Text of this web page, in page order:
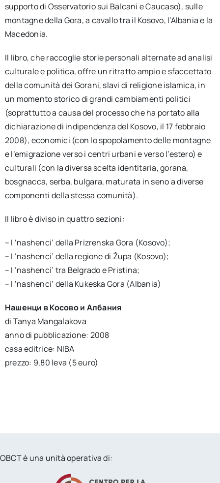
supporto di Osservatorio sui Balcani e Caucaso), sulle
montagne della Gora, a cavallo tra il Kosovo, l’Albania e la
Macedonia.
Il libro, che raccoglie storie personali alternate ad analisi
culturale e politica, offre un ritratto ampio e sfaccettato
della comunità dei Gorani, slavi di religione islamica, in
un momento storico di grandi cambiamenti politici
(soprattutto a causa del processo che ha portato alla
dichiarazione di indipendenza del Kosovo, il 17 febbraio
2008), economici (con lo spopolamento delle montagne
e l’emigrazione verso i centri urbani e verso l’estero) e
culturali (con la diversa scelta identitaria, gorana,
bosgnacca, serba, bulgara, maturata in seno a diverse
componenti della stessa comunità).
Il libro è diviso in quattro sezioni:
– I ‘nashenci’ della Prizrenska Gora (Kosovo);
– I ‘nashenci’ della regione di Župa (Kosovo);
– I ‘nashenci’ tra Belgrado e Pristina;
– I ‘nashenci’ della Kukeska Gora (Albania)
Нашенци в Косово и Албания
di Tanya Mangalakova
anno di pubblicazione: 2008
casa editrice: NIBA
prezzo: 9,80 leva (5 euro)
OBCT è una unità operativa di: